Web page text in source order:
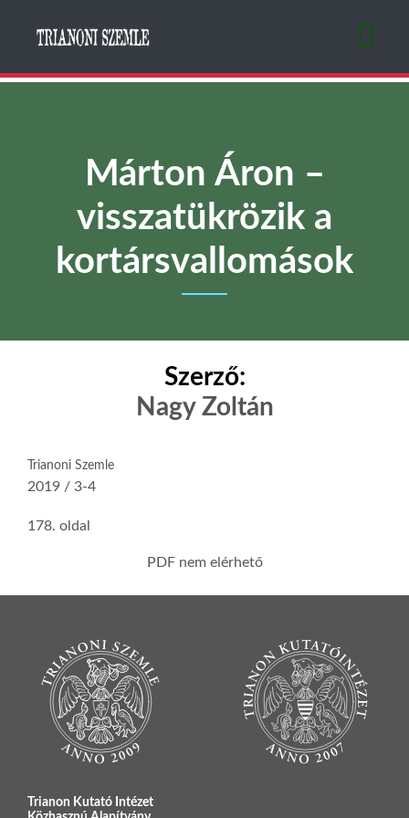
Márton Áron –
visszatükrözik a
kortársvallomások
Szerző:
Nagy Zoltán
Trianoni Szemle
2019 / 3-4
178. oldal
PDF nem elérhető
Trianon Kutató Intézet